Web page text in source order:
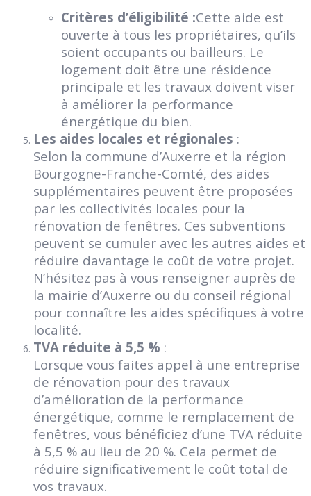
Critères d’éligibilité :Cette aide est
ouverte à tous les propriétaires, qu’ils
soient occupants ou bailleurs. Le
logement doit être une résidence
principale et les travaux doivent viser
à améliorer la performance
énergétique du bien.
Les aides locales et régionales :
Selon la commune d’Auxerre et la région
Bourgogne-Franche-Comté, des aides
supplémentaires peuvent être proposées
par les collectivités locales pour la
rénovation de fenêtres. Ces subventions
peuvent se cumuler avec les autres aides et
réduire davantage le coût de votre projet.
N’hésitez pas à vous renseigner auprès de
la mairie d’Auxerre ou du conseil régional
pour connaître les aides spécifiques à votre
localité.
TVA réduite à 5,5 % :
Lorsque vous faites appel à une entreprise
de rénovation pour des travaux
d’amélioration de la performance
énergétique, comme le remplacement de
fenêtres, vous bénéficiez d’une TVA réduite
à 5,5 % au lieu de 20 %. Cela permet de
réduire significativement le coût total de
vos travaux.